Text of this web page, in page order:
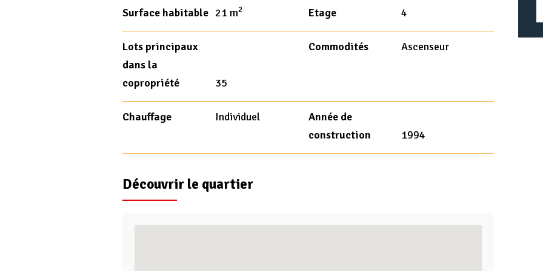
Surface habitable 21 m2 Etage 4
Lots principaux
dans la
copropriété
35
Commodités Ascenseur
Chauffage Individuel
Année de
construction
1994
Découvrir le quartier